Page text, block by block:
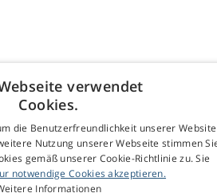
verwendet
Cookies.
die Benutzerfreundlichkeit unserer Website
Nutzung unserer Webseite stimmen
gemäß unserer Cookie-Richtlinie zu. Sie
notwendige Cookies akzeptieren.
Informationen